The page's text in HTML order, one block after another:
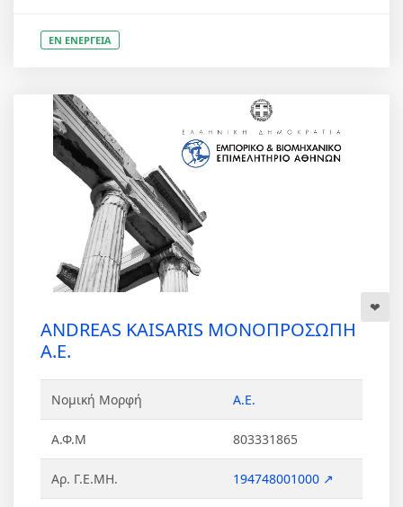
ΕΝ ΕΝΕΡΓΕΙΑ
ANDREAS KAISARIS ΜΟΝΟΠΡΟΣΩΠΗ
Α.Ε.
Νομική Μορφή Α.Ε.
Α.Φ.Μ 803331865
Αρ. Γ.Ε.ΜΗ. 194748001000 ↗